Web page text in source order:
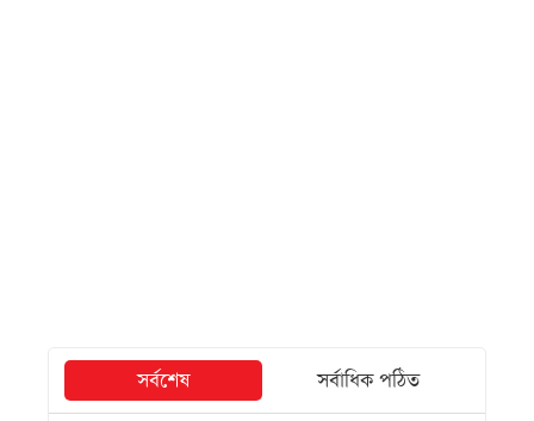
সর্বশেষ
সর্বাধিক পঠিত